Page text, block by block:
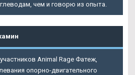
чем и говорю из опыта.
Animal Rage Фатеж,
опорно-двигательного